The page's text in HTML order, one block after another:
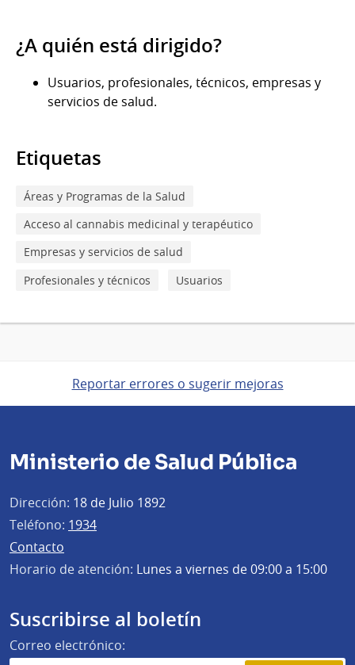
¿A quién está dirigido?
Usuarios, profesionales, técnicos, empresas y
servicios de salud.
Etiquetas
Áreas y Programas de la Salud
Acceso al cannabis medicinal y terapéutico
Empresas y servicios de salud
Profesionales y técnicos
Usuarios
Reportar errores o sugerir mejoras
Ministerio de Salud Pública
Dirección: 18 de Julio 1892
Teléfono: 1934
Contacto
Horario de atención: Lunes a viernes de 09:00 a 15:00
Suscribirse al boletín
Correo electrónico: